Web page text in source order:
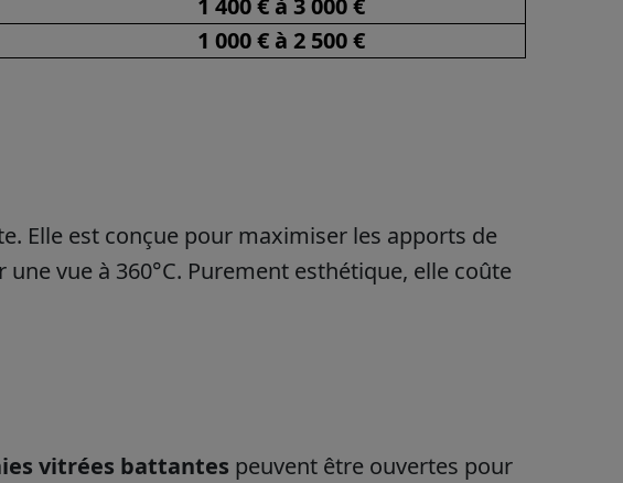
1 400 € à 3 000 €
1 000 € à 2 500 €
Elle est conçue pour maximiser les apports de
vue à 360°C. Purement esthétique, elle coûte
vitrées battantes peuvent être ouvertes pour